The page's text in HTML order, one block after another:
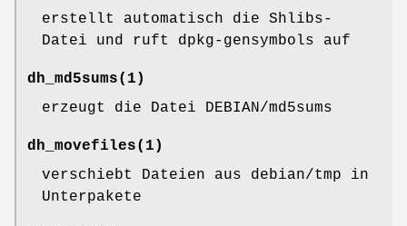
erstellt automatisch die Shlibs-
Datei und ruft dpkg-gensymbols auf
dh_md5sums(1)
erzeugt die Datei DEBIAN/md5sums
dh_movefiles(1)
verschiebt Dateien aus debian/tmp in
Unterpakete